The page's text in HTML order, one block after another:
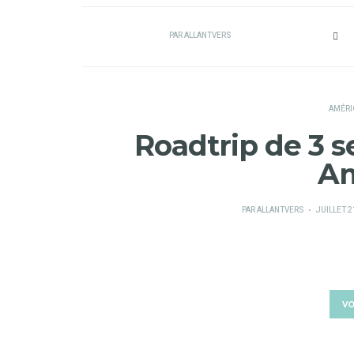
PARALLANTVERS
Roadtrip de 3
PARALLANTVERS
PUBLIÉ
JUILLET